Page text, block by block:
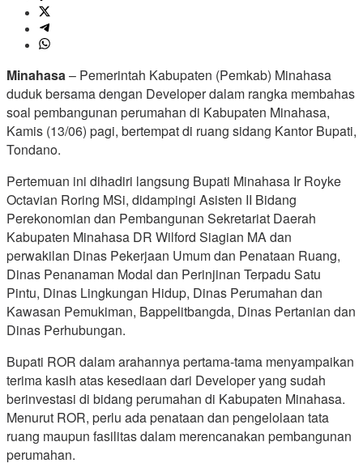
Minahasa– Pemerintah Kabupaten (Pemkab) Minahasa
duduk bersama dengan Developer dalam rangka membahas
soal pembangunan perumahan di Kabupaten Minahasa,
Kamis (13/06) pagi, bertempat di ruang sidang Kantor Bupati,
Tondano.
Pertemuan ini dihadiri langsung Bupati Minahasa Ir Royke
Octavian Roring MSi, didampingi Asisten II Bidang
Perekonomian dan Pembangunan Sekretariat Daerah
Kabupaten Minahasa DR Wilford Siagian MA dan
perwakilan Dinas Pekerjaan Umum dan Penataan Ruang,
Dinas Penanaman Modal dan Perinjinan Terpadu Satu
Pintu, Dinas Lingkungan Hidup, Dinas Perumahan dan
Kawasan Pemukiman, Bappelitbangda, Dinas Pertanian dan
Dinas Perhubungan.
Bupati ROR dalam arahannya pertama-tama menyampaikan
terima kasih atas kesediaan dari Developer yang sudah
berinvestasi di bidang perumahan di Kabupaten Minahasa.
Menurut ROR, perlu ada penataan dan pengelolaan tata
ruang maupun fasilitas dalam merencanakan pembangunan
perumahan.